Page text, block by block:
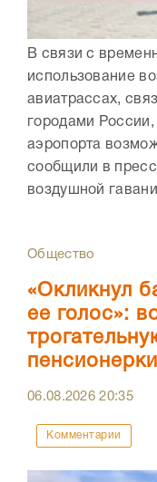
В связи с
использование
авиатрассах,
городами
аэропорта
сообщили в
воздушной
Общество
«Окликнул
ее голос»:
пенсионерки
06.08.202620:35
Комментарии